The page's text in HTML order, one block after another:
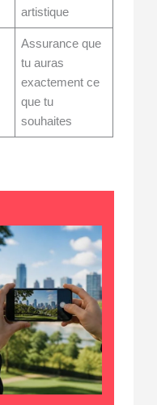
artistique
Assurance que
tu auras
exactement ce
que tu
souhaites